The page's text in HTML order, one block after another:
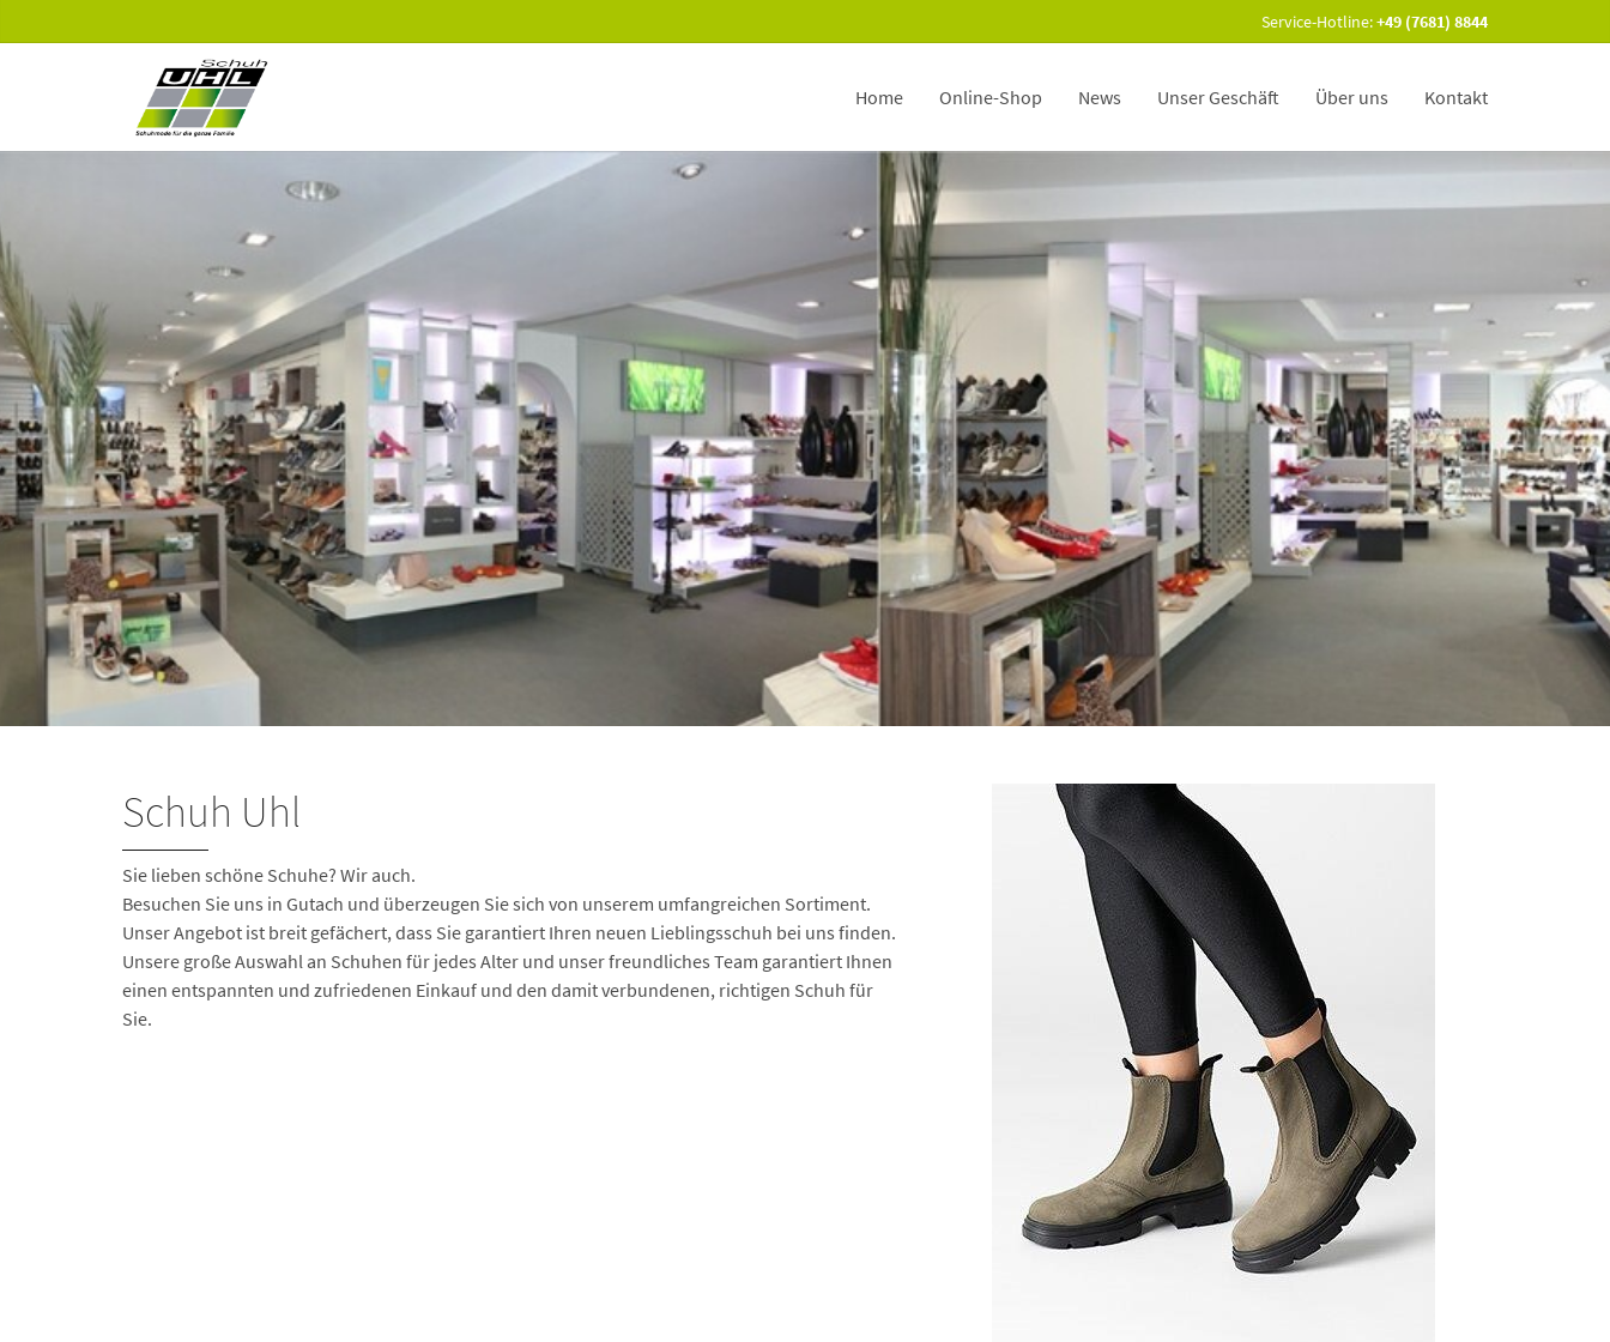
Service-Hotline:+49 (7681) 8844
Home Online-Shop News Unser Geschäft Über uns Kontakt
Schuh Uhl
Sie lieben schöne Schuhe? Wir auch.
Besuchen Sie uns in Gutach und überzeugen Sie sich von unserem umfangreichen Sortiment.
Unser Angebot ist breit gefächert, dass Sie garantiert Ihren neuen Lieblingsschuh bei uns finden.
Unsere große Auswahl an Schuhen für jedes Alter und unser freundliches Team garantiert Ihnen
einen entspannten und zufriedenen Einkauf und den damit verbundenen, richtigen Schuh für
Sie.